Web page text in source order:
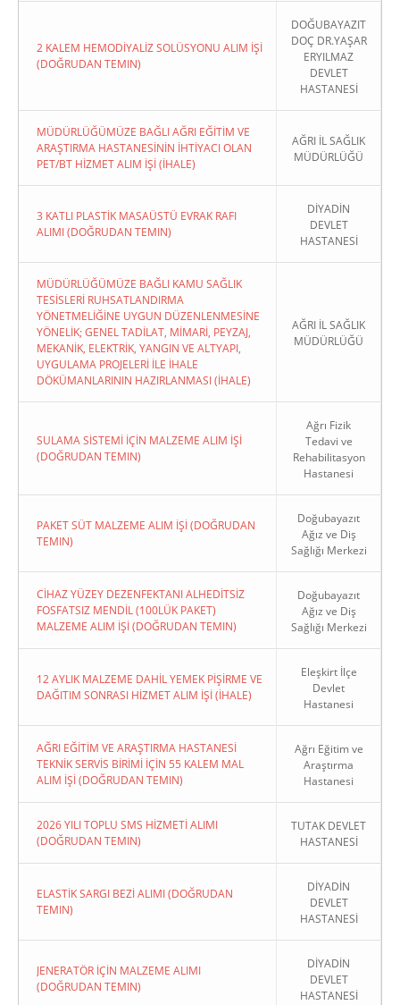
2 KALEM HEMODİYALİZ SOLÜSYONU ALIM İŞİ
(DOĞRUDAN TEMIN)
DOĞUBAYAZIT
DOÇ DR.YAŞAR
ERYILMAZ
DEVLET
HASTANESİ
MÜDÜRLÜĞÜMÜZE BAĞLI AĞRI EĞİTİM VE
ARAŞTIRMA HASTANESİNİN İHTİYACI OLAN
PET/BT HİZMET ALIM İŞİ (İHALE)
AĞRI İL SAĞLIK
MÜDÜRLÜĞÜ
3 KATLI PLASTİK MASAÜSTÜ EVRAK RAFI
ALIMI (DOĞRUDAN TEMIN)
DİYADİN
DEVLET
HASTANESİ
MÜDÜRLÜĞÜMÜZE BAĞLI KAMU SAĞLIK
TESİSLERİ RUHSATLANDIRMA
YÖNETMELİĞİNE UYGUN DÜZENLENMESİNE
YÖNELİK; GENEL TADİLAT, MİMARİ, PEYZAJ,
MEKANİK, ELEKTRİK, YANGIN VE ALTYAPI,
UYGULAMA PROJELERİ İLE İHALE
DÖKÜMANLARININ HAZIRLANMASI (İHALE)
AĞRI İL SAĞLIK
MÜDÜRLÜĞÜ
SULAMA SİSTEMİ İÇİN MALZEME ALIM İŞİ
(DOĞRUDAN TEMIN)
Ağrı Fizik
Tedavi ve
Rehabilitasyon
Hastanesi
PAKET SÜT MALZEME ALIM İŞİ (DOĞRUDAN
TEMIN)
Doğubayazıt
Ağız ve Diş
Sağlığı Merkezi
CİHAZ YÜZEY DEZENFEKTANI ALHEDİTSİZ
FOSFATSIZ MENDİL (100LÜK PAKET)
MALZEME ALIM İŞİ (DOĞRUDAN TEMIN)
Doğubayazıt
Ağız ve Diş
Sağlığı Merkezi
12 AYLIK MALZEME DAHİL YEMEK PİŞİRME VE
DAĞITIM SONRASI HİZMET ALIM İŞİ (İHALE)
Eleşkirt İlçe
Devlet
Hastanesi
AĞRI EĞİTİM VE ARAŞTIRMA HASTANESİ
TEKNİK SERVİS BİRİMİ İÇİN 55 KALEM MAL
ALIM İŞİ (DOĞRUDAN TEMIN)
Ağrı Eğitim ve
Araştırma
Hastanesi
2026 YILI TOPLU SMS HİZMETİ ALIMI
(DOĞRUDAN TEMIN)
TUTAK DEVLET
HASTANESİ
ELASTİK SARGI BEZİ ALIMI (DOĞRUDAN
TEMIN)
DİYADİN
DEVLET
HASTANESİ
JENERATÖR İÇİN MALZEME ALIMI
(DOĞRUDAN TEMIN)
DİYADİN
DEVLET
HASTANESİ